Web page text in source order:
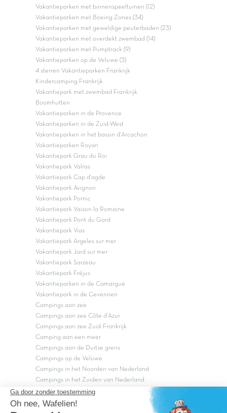
Vakantieparken met binnenspeeltuinen (12)
Vakantieparken met Boeing Zones (34)
Vakantieparken met geweldige peuterbaden (23)
Vakantieparken met overdekt zwembad (14)
Vakantieparken met Pumptrack (9)
Vakantieparken op de Veluwe (3)
4 sterren Vakantieparken Frankrijk
Kindercamping Frankrijk
Vakantiepark met zwembad Frankrijk
Boomhutten
Vakantieparken in de Provence
Vakantieparken in de Zuid-West
Vakantieparken in het bassin d'Arcachon
Vakantieparken Royan
Vakantiepark Grau du Roi
Vakantiepark Valras
Vakantiepark Cap d'agde
Vakantiepark Avignon
Vakantiepark Pornic
Vakantiepark Vaison la Romaine
Vakantiepark Pont du Gard
Vakantiepark Vias
Vakantiepark Argeles sur mer
Vakantiepark Jard sur mer
Vakantiepark Sarzeau
Vakantiepark Fréjus
Vakantieparken in de Camargue
Vakantiepark in de Cevennen
Campings aan zee
Campings aan zee Côte d'Azur
Campings aan zee Zuid-Frankrijk
Camping aan een meer
Campings aan de Duitse grens
Campings op de Veluwe
Campings in het Noorden van Nederland
Campings in het Zuiden van Nederland
Copyright Capfun 2026 ©